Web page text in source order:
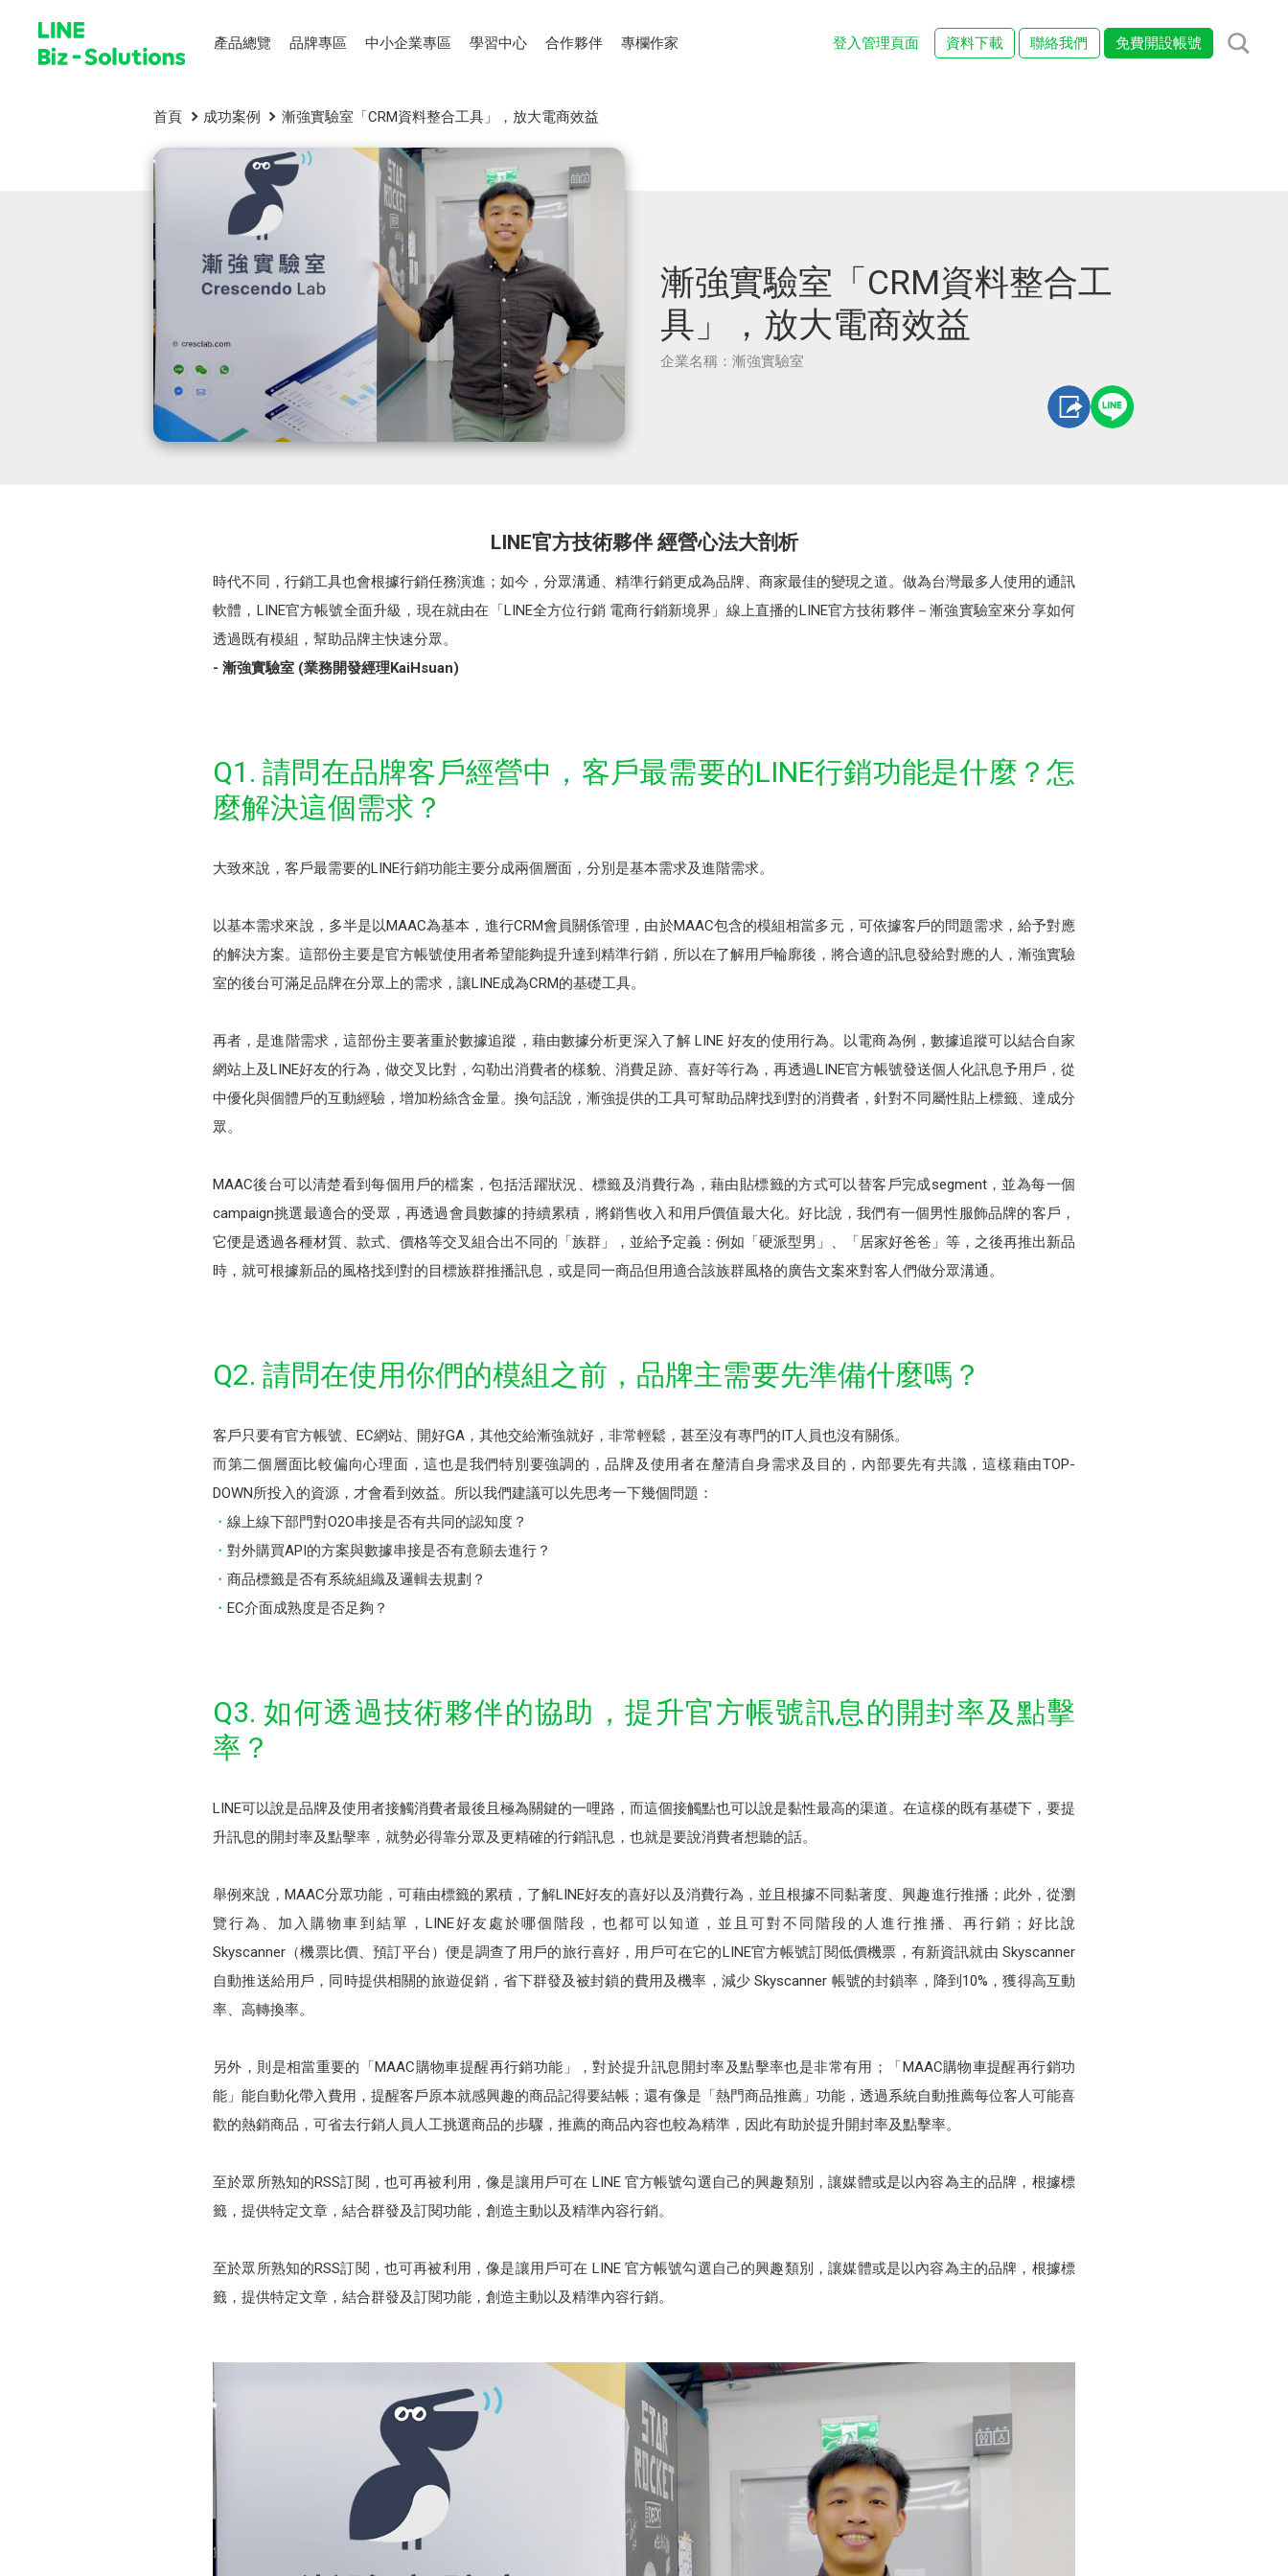
產品總覽 品牌專區 中小企業專區 學習中心 合作夥伴 專欄作家 登入管理頁面 資料下載 聯絡我們 免費開設帳號
首頁 成功案例 漸強實驗室「CRM資料整合工具」，放大電商效益
漸強實驗室「CRM資料整合工
具」，放大電商效益
企業名稱：漸強實驗室
LINE官方技術夥伴 經營心法大剖析
時代不同，行銷工具也會根據行銷任務演進；如今，分眾溝通、精準行銷更成為品牌、商家最佳的變現之道。做為台灣最多人使用的通訊
軟體，LINE官方帳號全面升級，現在就由在「LINE全方位行銷 電商行銷新境界」線上直播的LINE官方技術夥伴－漸強實驗室來分享如何
透過既有模組，幫助品牌主快速分眾。
- 漸強實驗室 (業務開發經理KaiHsuan)
Q1. 請問在品牌客戶經營中，客戶最需要的LINE行銷功能是什麼？怎
麼解決這個需求？
大致來說，客戶最需要的LINE行銷功能主要分成兩個層面，分別是基本需求及進階需求。
以基本需求來說，多半是以MAAC為基本，進行CRM會員關係管理，由於MAAC包含的模組相當多元，可依據客戶的問題需求，給予對應
的解決方案。這部份主要是官方帳號使用者希望能夠提升達到精準行銷，所以在了解用戶輪廓後，將合適的訊息發給對應的人，漸強實驗
室的後台可滿足品牌在分眾上的需求，讓LINE成為CRM的基礎工具。
再者，是進階需求，這部份主要著重於數據追蹤，藉由數據分析更深入了解 LINE 好友的使用行為。以電商為例，數據追蹤可以結合自家
網站上及LINE好友的行為，做交叉比對，勾勒出消費者的樣貌、消費足跡、喜好等行為，再透過LINE官方帳號發送個人化訊息予用戶，從
中優化與個體戶的互動經驗，增加粉絲含金量。換句話說，漸強提供的工具可幫助品牌找到對的消費者，針對不同屬性貼上標籤、達成分
眾。
MAAC後台可以清楚看到每個用戶的檔案，包括活躍狀況、標籤及消費行為，藉由貼標籤的方式可以替客戶完成segment，並為每一個
campaign挑選最適合的受眾，再透過會員數據的持續累積，將銷售收入和用戶價值最大化。好比說，我們有一個男性服飾品牌的客戶，
它便是透過各種材質、款式、價格等交叉組合出不同的「族群」，並給予定義：例如「硬派型男」、「居家好爸爸」等，之後再推出新品
時，就可根據新品的風格找到對的目標族群推播訊息，或是同一商品但用適合該族群風格的廣告文案來對客人們做分眾溝通。
Q2. 請問在使用你們的模組之前，品牌主需要先準備什麼嗎？
客戶只要有官方帳號、EC網站、開好GA，其他交給漸強就好，非常輕鬆，甚至沒有專門的IT人員也沒有關係。
而第二個層面比較偏向心理面，這也是我們特別要強調的，品牌及使用者在釐清自身需求及目的，內部要先有共識，這樣藉由TOP-
DOWN所投入的資源，才會看到效益。所以我們建議可以先思考一下幾個問題：
線上線下部門對O2O串接是否有共同的認知度？
對外購買API的方案與數據串接是否有意願去進行？
商品標籤是否有系統組織及邏輯去規劃？
EC介面成熟度是否足夠？
Q3. 如何透過技術夥伴的協助，提升官方帳號訊息的開封率及點擊
率？
LINE可以說是品牌及使用者接觸消費者最後且極為關鍵的一哩路，而這個接觸點也可以說是黏性最高的渠道。在這樣的既有基礎下，要提
升訊息的開封率及點擊率，就勢必得靠分眾及更精確的行銷訊息，也就是要說消費者想聽的話。
舉例來說，MAAC分眾功能，可藉由標籤的累積，了解LINE好友的喜好以及消費行為，並且根據不同黏著度、興趣進行推播；此外，從瀏
覽行為、加入購物車到結單，LINE好友處於哪個階段，也都可以知道，並且可對不同階段的人進行推播、再行銷；好比說
Skyscanner（機票比價、預訂平台）便是調查了用戶的旅行喜好，用戶可在它的LINE官方帳號訂閱低價機票，有新資訊就由 Skyscanner
自動推送給用戶，同時提供相關的旅遊促銷，省下群發及被封鎖的費用及機率，減少 Skyscanner 帳號的封鎖率，降到10%，獲得高互動
率、高轉換率。
另外，則是相當重要的「MAAC購物車提醒再行銷功能」，對於提升訊息開封率及點擊率也是非常有用；「MAAC購物車提醒再行銷功
能」能自動化帶入費用，提醒客戶原本就感興趣的商品記得要結帳；還有像是「熱門商品推薦」功能，透過系統自動推薦每位客人可能喜
歡的熱銷商品，可省去行銷人員人工挑選商品的步驟，推薦的商品內容也較為精準，因此有助於提升開封率及點擊率。
至於眾所熟知的RSS訂閱，也可再被利用，像是讓用戶可在 LINE 官方帳號勾選自己的興趣類別，讓媒體或是以內容為主的品牌，根據標
籤，提供特定文章，結合群發及訂閱功能，創造主動以及精準內容行銷。
至於眾所熟知的RSS訂閱，也可再被利用，像是讓用戶可在 LINE 官方帳號勾選自己的興趣類別，讓媒體或是以內容為主的品牌，根據標
籤，提供特定文章，結合群發及訂閱功能，創造主動以及精準內容行銷。